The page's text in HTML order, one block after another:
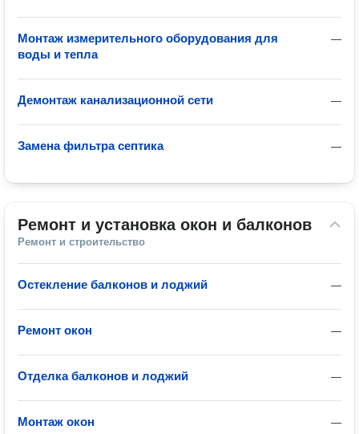
—
Монтаж измерительного оборудования для
воды и тепла
—
Демонтаж канализационной сети
—
Замена фильтра септика
Ремонт и установка окон и балконов
Ремонт и строительство
—
Остекление балконов и лоджий
—
Ремонт окон
—
Отделка балконов и лоджий
—
Монтаж окон